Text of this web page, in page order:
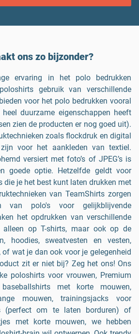
ons zo bijzonder?
ervaring in het polo bedrukken
gebruik van verschillende
voor het polo bedrukken vooral
duurzame eigenschappen heeft
zien de producten er nog goed uit).
zoals flockdruk en digital
voor het aankleden van textiel.
versiert met foto’s of JPEG’s is
goede optie. Hetzelfde geldt voor
die je het best kunt laten drukken met
van TeamShirts zorgen
van polo's voor gelijkblijvende
het opdrukken van verschillende
alleen op T-shirts, maar ook op de
hoodies, sweatvesten en vesten,
wat je dan ook voor je gelegenheid
zit er niet bij? Zeg het ons! Ons
poloshirts voor vrouwen, Premium
met korte mouwen,
mouwen, trainingsjacks voor
(perfect om te laten borduren) of
met korte mouwen, we hebben